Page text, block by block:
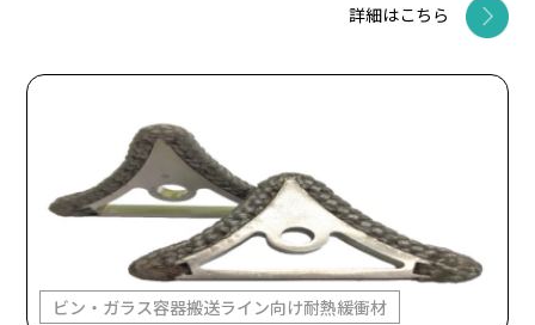
詳細はこちら
ビン・ガラス容器搬送ライン向け耐熱緩衝材